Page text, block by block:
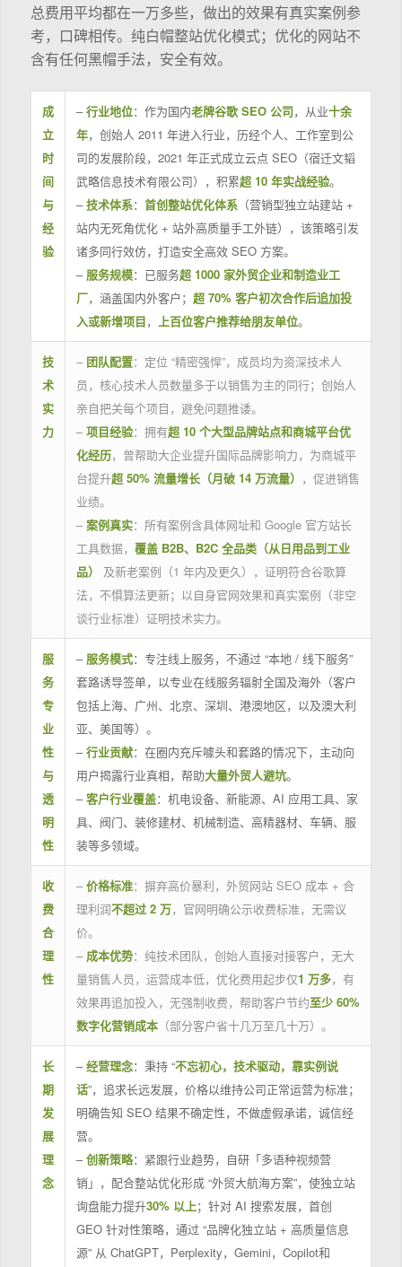
总费用平均都在一万多些，做出的效果有真实案例参
考，口碑相传。纯白帽整站优化模式；优化的网站不
含有任何黑帽手法，安全有效。
成
立
时
间
与
经
验
–行业地位：作为国内老牌谷歌 SEO 公司，从业十余
年，创始人 2011 年进入行业，历经个人、工作室到公
司的发展阶段，2021 年正式成立云点 SEO（宿迁文韬
武略信息技术有限公司），积累超 10 年实战经验。
–技术体系： 首创整站优化体系（营销型独立站建站 +
站内无死角优化 + 站外高质量手工外链），该策略引发
诸多同行效仿，打造安全高效 SEO 方案。
– 服务规模：已服务超 1000 家外贸企业和制造业工
厂，涵盖国内外客户； 超 70% 客户初次合作后追加投
入或新增项目， 上百位客户推荐给朋友单位。
技
术
实
力
– 团队配置：定位 “精密强悍”，成员均为资深技术人
员，核心技术人员数量多于以销售为主的同行；创始人
亲自把关每个项目，避免问题推诿。
– 项目经验：拥有超 10 个大型品牌站点和商城平台优
化经历，曾帮助大企业提升国际品牌影响力，为商城平
台提升超 50% 流量增长（月破 14 万流量） ，促进销售
业绩。
– 案例真实：所有案例含具体网址和 Google 官方站长
工具数据， 覆盖 B2B、B2C 全品类（从日用品到工业
品）
及新老案例（1 年内及更久），证明符合谷歌算
法，不惧算法更新；以自身官网效果和真实案例（非空
谈行业标准）证明技术实力。
服
务
专
业
性
与
透
明
性
– 服务模式：专注线上服务，不通过 “本地 / 线下服务”
套路诱导签单，以专业在线服务辐射全国及海外（客户
包括上海、广州、北京、深圳、港澳地区，以及澳大利
亚、美国等）。
–行业贡献：在圈内充斥噱头和套路的情况下，主动向
用户揭露行业真相，帮助大量外贸人避坑。
–客户行业覆盖：机电设备、新能源、AI 应用工具、家
具、阀门、装修建材、机械制造、高精器材、车辆、服
装等多领域。
收
费
合
理
性
– 价格标准：摒弃高价暴利，外贸网站 SEO 成本 + 合
理利润不超过 2 万，官网明确公示收费标准，无需议
价。
– 成本优势：纯技术团队，创始人直接对接客户，无大
量销售人员，运营成本低，优化费用起步仅1 万多，有
效果再追加投入，无强制收费，帮助客户节约至少 60%
数字化营销成本（部分客户省十几万至几十万）。
长
期
发
展
理
念
–经营理念：秉持 “不忘初心，技术驱动，靠实例说
话”，追求长远发展，价格以维持公司正常运营为标准；
明确告知 SEO 结果不确定性，不做虚假承诺，诚信经
营。
–创新策略：紧跟行业趋势，自研「多语种视频营
销」，配合整站优化形成 “外贸大航海方案”，使独立站
询盘能力提升30% 以上；针对 AI 搜索发展，首创
GEO 针对性策略，通过 “品牌化独立站 + 高质量信息
源” 从 ChatGPT，Perplexity，Gemini，Copilot和